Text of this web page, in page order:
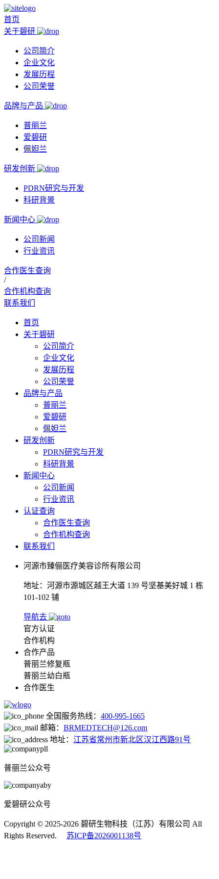
首页
关于碧研
公司简介
企业文化
发展历程
公司荣誉
品牌与产品
普丽兰
爱碧研
佩妲兰
研发创新
PDRN研究与开发
科研背景
新闻中心
公司新闻
行业资讯
合作医生查询
/
合作机构查询
联系我们
首页
关于碧研
公司简介
企业文化
发展历程
公司荣誉
品牌与产品
普丽兰
爱碧研
佩妲兰
研发创新
PDRN研究与开发
科研背景
新闻中心
公司新闻
行业资讯
认证查询
合作医生查询
合作机构查询
联系我们
河源市臻俪医疗美容诊所有限公司
地址：河源市源城区越王大道 139 号坚基美好城 1 栋
101-102 铺
导航去
官方认证
合作机构
合作产品
普丽兰修复瓶
普丽兰幼白瓶
合作医生
全国服务热线： 400-995-1665
邮箱： BRMEDTECH@126.com
地址： 江苏省常州市新北区汉江西路91号
普丽兰公众号
爱碧研公众号
Copyright © 2025-2026 碧研生物科技（江苏）有限公司 All
Rights Reserved. 苏ICP备2026001138号